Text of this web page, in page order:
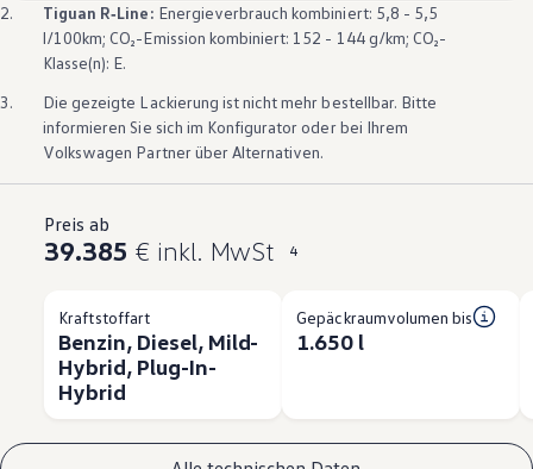
2. Tiguan R‑Line: Energieverbrauch kombiniert: 5,8 - 5,5
l/100km; CO₂-Emission kombiniert: 152 - 144 g/km; CO₂-
Klasse(n): E.
3.
Die gezeigte Lackierung ist nicht mehr bestellbar. Bitte
informieren Sie sich im Konfigurator oder bei Ihrem
Volkswagen Partner über Alternativen.
Preis ab
39.385 € inkl. MwSt 4
Kraftstoffart
Benzin, Diesel, Mild-
Hybrid, Plug-In-
Hybrid
Gepäckraumvolumen bis
1.650 l